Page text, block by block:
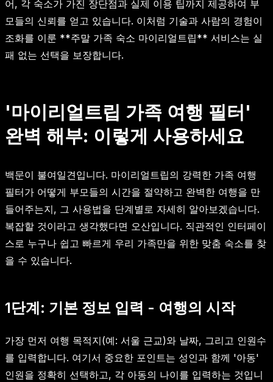
어, 각 숙소가 가진 장단점과 실제 이용 팁까지 제공하여 부
모들의 신뢰를 얻고 있습니다. 이처럼 기술과 사람의 경험이
조화를 이룬 **주말 가족 숙소 마이리얼트립** 서비스는 실
패 없는 선택을 보장합니다.
'마이리얼트립 가족 여행 필터'
완벽 해부: 이렇게 사용하세요
백문이 불여일견입니다. 마이리얼트립의 강력한 가족 여행
필터가 어떻게 부모들의 시간을 절약하고 완벽한 여행을 만
들어주는지, 그 사용법을 단계별로 자세히 알아보겠습니다.
복잡할 것이라고 생각했다면 오산입니다. 직관적인 인터페이
스로 누구나 쉽고 빠르게 우리 가족만을 위한 맞춤 숙소를 찾
을 수 있습니다.
1단계: 기본 정보 입력 - 여행의 시작
가장 먼저 여행 목적지(예: 서울 근교)와 날짜, 그리고 인원수
를 입력합니다. 여기서 중요한 포인트는 성인과 함께 '아동'
인원을 정확히 선택하고, 각 아동의 나이를 입력하는 것입니